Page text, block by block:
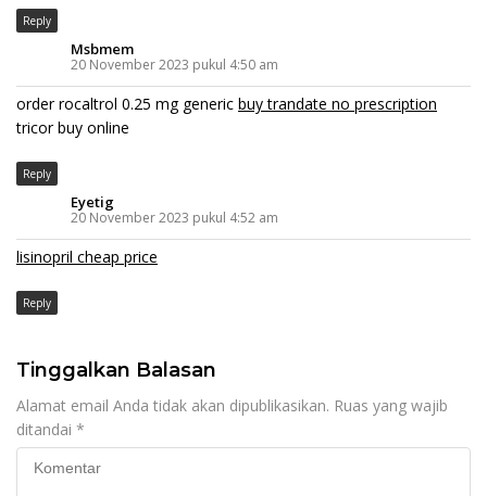
Reply
Msbmem
20 November 2023 pukul 4:50 am
order rocaltrol 0.25 mg generic buy trandate no prescription
tricor buy online
Reply
Eyetig
20 November 2023 pukul 4:52 am
lisinopril cheap price
Reply
Tinggalkan Balasan
Alamat email Anda tidak akan dipublikasikan. Ruas yang wajib
ditandai *